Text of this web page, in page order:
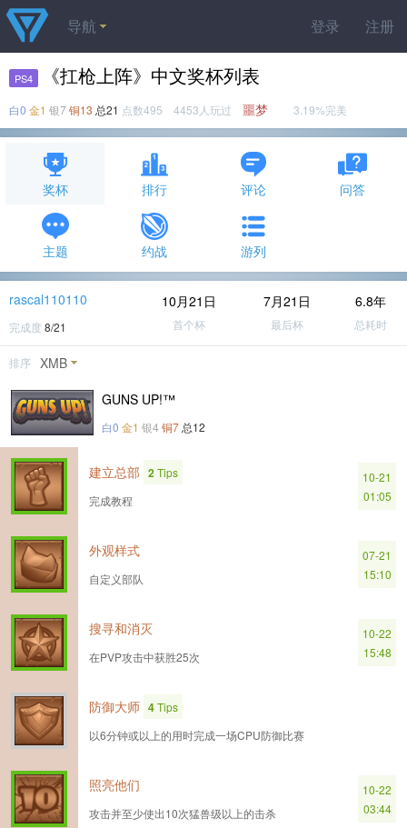
登录 注册
导航
PS4 《扛枪上阵》中文奖杯列表
白0 金1 银7 铜13 总21 点数495 4453人玩过 噩梦 3.19%完美
奖杯 排行 评论 问答
主题 约战 游列
rascal110110
完成度 8/21
10月21日
首个杯
7月21日
最后杯
6.8年
总耗时
排序 XMB
GUNS UP!™
白0 金1 银4 铜7 总12
建立总部 2Tips
完成教程
10-21
01:05
外观样式
自定义部队
07-21
15:10
搜寻和消灭
在PVP攻击中获胜25次
10-22
15:48
防御大师 4Tips
以6分钟或以上的用时完成一场CPU防御比赛
照亮他们
攻击并至少使出10次猛兽级以上的击杀
10-22
03:44